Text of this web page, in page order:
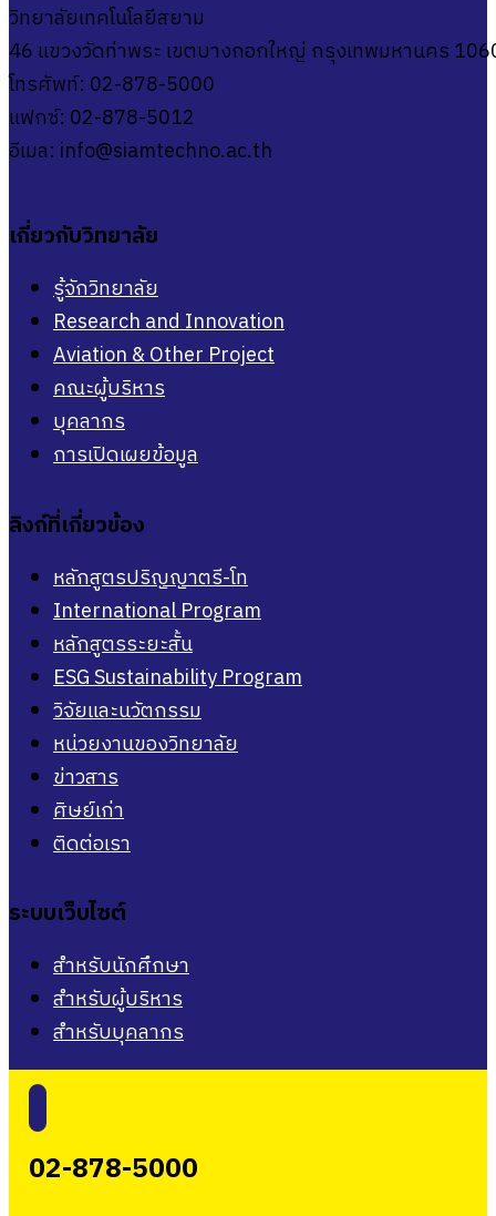
วิทยาลัยเทคโนโลยีสยาม
46 แขวงวัดท่าพระ เขตบางกอกใหญ่ กรุงเทพมหานคร
โทรศัพท์: 02-878-5000
แฟกซ์: 02-878-5012
อีเมล: info@siamtechno.ac.th
เกี่ยวกับวิทยาลัย
รู้จักวิทยาลัย
Research and Innovation
Aviation & Other Project
คณะผู้บริหาร
บุคลากร
การเปิดเผยข้อมูล
ลิงก์ที่เกี่ยวข้อง
หลักสูตรปริญญาตรี-โท
International Program
หลักสูตรระยะสั้น
ESG Sustainability Program
วิจัยและนวัตกรรม
หน่วยงานของวิทยาลัย
ข่าวสาร
ศิษย์เก่า
ติดต่อเรา
ระบบเว็บไซต์
สำหรับนักศึกษา
สำหรับผู้บริหาร
สำหรับบุคลากร
02-878-5000